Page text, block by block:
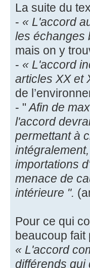
La suite du
- « L'accord
les échanges
mais on y
- « L'accord
articles XX et
de
- "Afin de
l'accord
permettant à
importations
menace de
intérieure ".
Pour ce qui
beaucoup fait
« L'accord
différends qui